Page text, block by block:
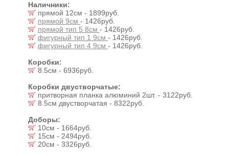
Наличники:
прямой 12см - 1899руб.
прямой 9см - 1426руб.
прямой тип 5 8см - 1426руб.
фигурный тип 1 9см - 1426руб.
фигурный тип 4 9см - 1426руб.
Коробки:
8.5см - 6936руб.
Коробки двустворчатые:
притворная планка алюминий 2шт. - 3122руб.
8.5см двустворчатая - 8322руб.
Доборы:
10см - 1664руб.
15см - 2494руб.
20см - 3326руб.